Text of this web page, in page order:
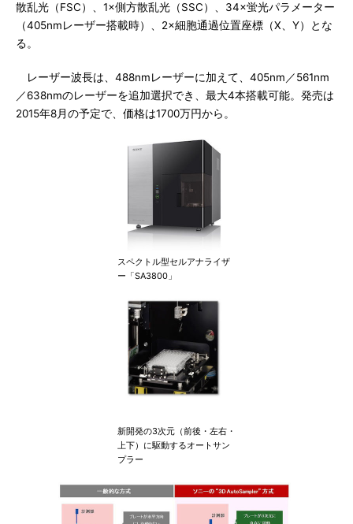
散乱光（FSC）、1×側方散乱光（SSC）、34×蛍光パラメーター
（405nmレーザー搭載時）、2×細胞通過位置座標（X、Y）とな
る。
レーザー波長は、488nmレーザーに加えて、405nm／561nm
／638nmのレーザーを追加選択でき、最大4本搭載可能。発売は
2015年8月の予定で、価格は1700万円から。
スペクトル型セルアナライザ
ー「SA3800」
新開発の3次元（前後・左右・
上下）に駆動するオートサン
プラー